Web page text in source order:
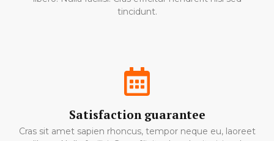
tincidunt.
Satisfaction guarantee
Cras sit amet sapien rhoncus, tempor neque eu, laoreet